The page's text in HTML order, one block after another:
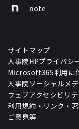
note
サイトマップ
人事院HPプライバシ
Microsoft365利用に
人事院ソーシャルメ
ウェブアクセシビリ
利用規約・リンク・
ご意見等